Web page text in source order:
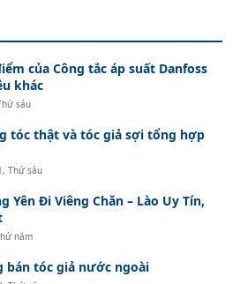
của Công tắc áp suất Danfoss
khác
sáu
tóc thật và tóc giả sợi tổng hợp
Thứ sáu
Yên Đi Viêng Chăn – Lào Uy Tín,
năm
bán tóc giả nước ngoài